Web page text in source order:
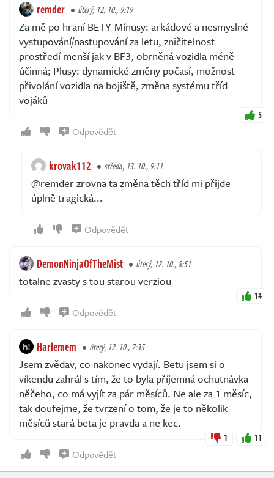
remder úterý, 12. 10., 9:19
Za mě po hraní BETY-Mínusy: arkádové a nesmyslné
vystupování/nastupování za letu, zničitelnost
prostředí menší jak v BF3, obrněná vozidla méně
účinná; Plusy: dynamické změny počasí, možnost
přivolání vozidla na bojiště, změna systému tříd
vojáků
5
Odpovědět
krovak112 středa, 13. 10., 9:11
@remder zrovna ta změna těch tříd mi přijde
úplně tragická...
Odpovědět
DemonNinjaOfTheMist úterý, 12. 10., 8:51
totalne zvasty s tou starou verziou
14
Odpovědět
Harlemem úterý, 12. 10., 7:35
Jsem zvědav, co nakonec vydají. Betu jsem si o
víkendu zahrál s tím, že to byla příjemná ochutnávka
něčeho, co má vyjít za pár měsíců. Ne ale za 1 měsíc,
tak doufejme, že tvrzení o tom, že je to několik
měsíců stará beta je pravda a ne kec.
1 11
Odpovědět